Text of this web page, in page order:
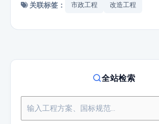
关联标签： 市政工程 改造工程
全站检索